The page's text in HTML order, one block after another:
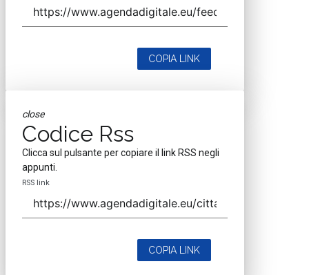
COPIA LINK
close
Codice Rss
Clicca sul pulsante per copiare il link RSS negli
appunti.
RSS link
COPIA LINK